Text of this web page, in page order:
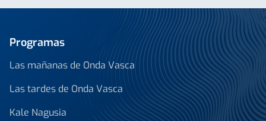
Programas
Las mañanas de Onda Vasca
Las tardes de Onda Vasca
Kale Nagusia